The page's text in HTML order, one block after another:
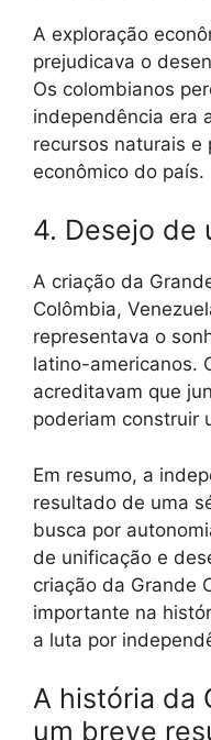
A exploração
prejudicava o
Os colombianos
independência era
recursos naturais e
econômico do país.
4. Desejo de
A criação da
Colômbia,
representava o
latino-americanos.
acreditavam que
poderiam construir
Em resumo, a
resultado de uma
busca por
de unificação e
criação da Grande
importante na
a luta por
A história da
um breve